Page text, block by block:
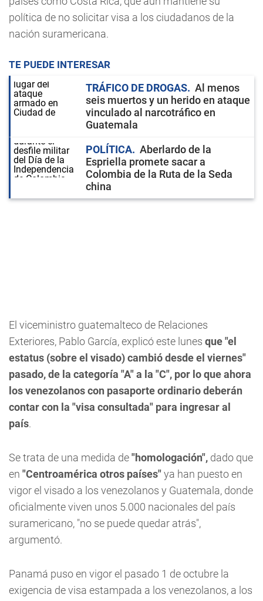
política de no solicitar visa a los ciudadanos de la
nación suramericana.
TE PUEDE INTERESAR
TRÁFICO DE DROGAS
Al menos
seis muertos y un herido en ataque
vinculado al narcotráfico en
Guatemala
POLÍTICA
Aberlardo de la
Espriella promete sacar a
Colombia de la Ruta de la Seda
china
El viceministro guatemalteco de Relaciones
Exteriores, Pablo García, explicó este lunes que "el
estatus (sobre el visado) cambió desde el viernes"
pasado, de la categoría "A" a la "C", por lo que ahora
los venezolanos con pasaporte ordinario deberán
contar con la "visa consultada" para ingresar al
país.
Se trata de una medida de"homologación", dado que
en "Centroamérica otros países"ya han puesto en
vigor el visado a los venezolanos y Guatemala, donde
oficialmente viven unos 5.000 nacionales del país
suramericano, "no se puede quedar atrás",
argumentó.
Panamá puso en vigor el pasado 1 de octubre la
exigencia de visa estampada a los venezolanos, a los